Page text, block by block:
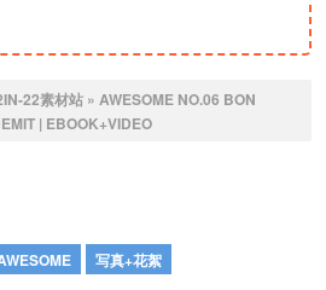
22素材站» AWESOME NO.06 BON
| EBOOK+VIDEO
写真+花絮